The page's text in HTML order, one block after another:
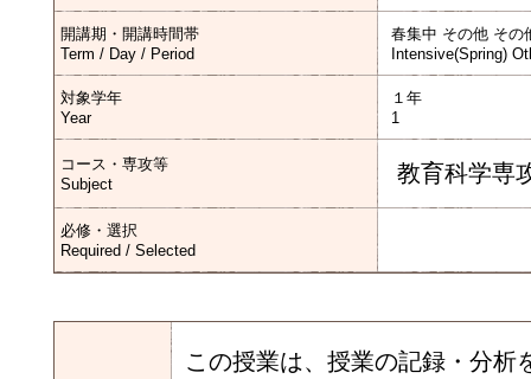
開講期・開講時間帯
Term / Day / Period
春集中 その他 その
Intensive(Spring)
対象学年
Year
１年
1
コース・専攻等
Subject
教育科学専
必修・選択
Required / Selected
この授業は、授業の記録・分析